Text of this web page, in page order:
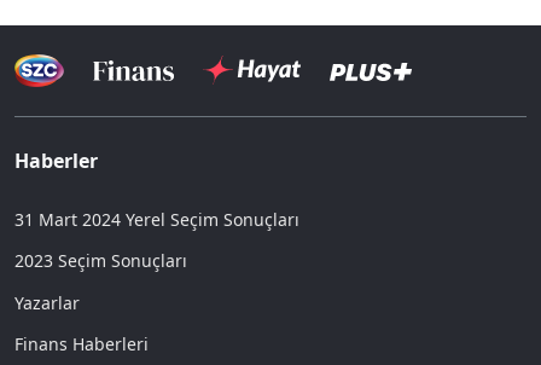
Haberler
31 Mart 2024 Yerel Seçim Sonuçları
2023 Seçim Sonuçları
Yazarlar
Finans Haberleri